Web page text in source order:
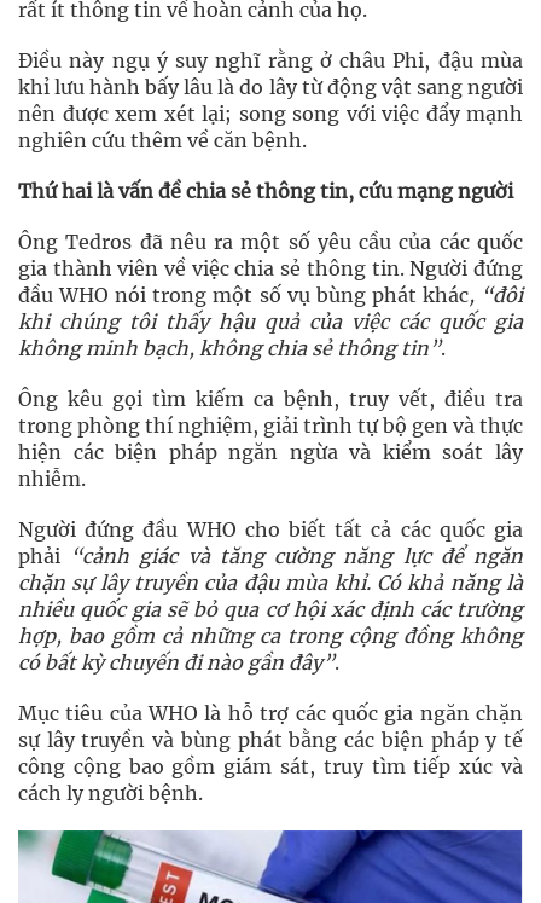
rất ít thông tin về hoàn cảnh của họ.
Điều này ngụ ý suy nghĩ rằng ở châu Phi, đậu mùa
khỉ lưu hành bấy lâu là do lây từ động vật sang người
nên được xem xét lại; song song với việc đẩy mạnh
nghiên cứu thêm về căn bệnh.
Thứhai là vấn đề chia sẻ thông tin, cứu mạng người
Ông Tedros đã nêu ra một số yêu cầu của các quốc
gia thành viên về việc chia sẻ thông tin. Người đứng
đầu WHO nói trong một số vụ bùng phát khác, “đôi
khi chúng tôi thấy hậu quả của việc các quốc gia
không minh bạch, không chia sẻ thông tin”.
Ông kêu gọi tìm kiếm ca bệnh, truy vết, điều tra
trong phòng thí nghiệm, giải trình tự bộ gen và thực
hiện các biện pháp ngăn ngừa và kiểm soát lây
nhiễm.
Người đứng đầu WHO cho biết tất cả các quốc gia
phải “cảnh giác và tăng cường năng lực để ngăn
chặn sự lây truyền của đậu mùa khỉ. Có khả năng là
nhiều quốc gia sẽ bỏ qua cơ hội xác định các trường
hợp, bao gồm cả những ca trong cộng đồng không
có bất kỳ chuyến đi nào gần đây”.
Mục tiêu của WHO là hỗ trợ các quốc gia ngăn chặn
sự lây truyền và bùng phát bằng các biện pháp y tế
công cộng bao gồm giám sát, truy tìm tiếp xúc và
cách ly người bệnh.